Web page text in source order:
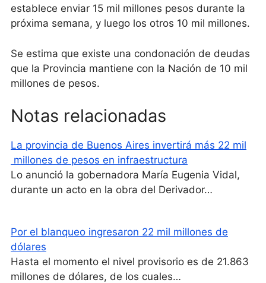
establece enviar 15 mil millones pesos durante la
próxima semana, y luego los otros 10 mil millones.
Se estima que existe una condonación de deudas
que la Provincia mantiene con la Nación de 10 mil
millones de pesos.
Notas relacionadas
La provincia de Buenos Aires invertirá más 22 mil
millones de pesos en infraestructura
Lo anunció la gobernadora María Eugenia Vidal,
durante un acto en la obra del Derivador…
Por el blanqueo ingresaron 22 mil millones de
dólares
Hasta el momento el nivel provisorio es de 21.863
millones de dólares, de los cuales…